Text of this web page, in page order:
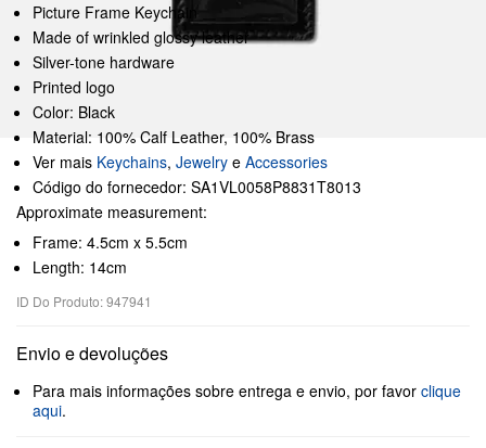
Picture Frame Keychain
Made of wrinkled glossy leather
Silver-tone hardware
Printed logo
Color: Black
Material: 100% Calf Leather, 100% Brass
Ver mais Keychains, Jewelry e Accessories
Código do fornecedor: SA1VL0058P8831T8013
Approximate measurement:
Frame: 4.5cm x 5.5cm
Length: 14cm
ID Do Produto: 947941
Envio e devoluções
Para mais informações sobre entrega e envio, por favor clique
aqui.